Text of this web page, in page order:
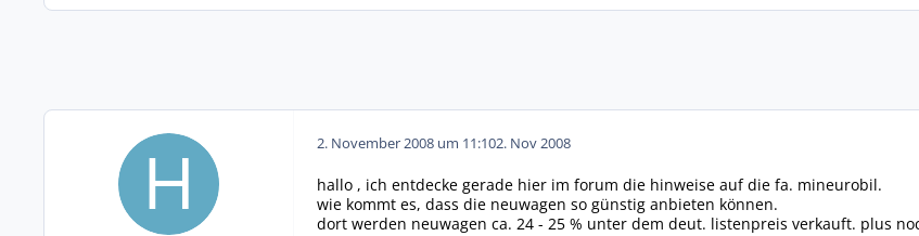
2. November 2008 um 11:102. Nov 2008
hallo , ich entdecke gerade hier im forum die hinweise auf die fa. mineurobil.
wie kommt es, dass die neuwagen so günstig anbieten können.
dort werden neuwagen ca. 24 - 25 % unter dem deut. listenpreis verkauft. plus